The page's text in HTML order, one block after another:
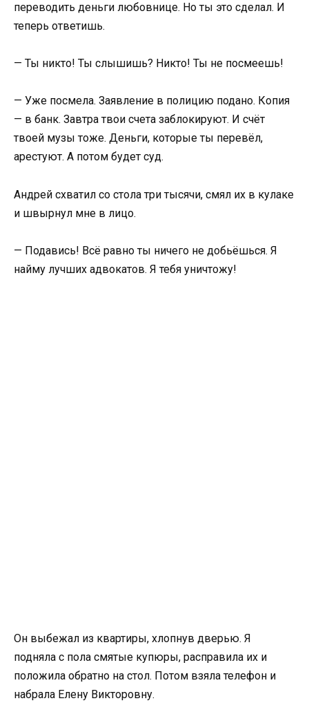
переводить деньги любовнице. Но ты это сделал. И
теперь ответишь.
— Ты никто! Ты слышишь? Никто! Ты не посмеешь!
— Уже посмела. Заявление в полицию подано. Копия
— в банк. Завтра твои счета заблокируют. И счёт
твоей музы тоже. Деньги, которые ты перевёл,
арестуют. А потом будет суд.
Андрей схватил со стола три тысячи, смял их в кулаке
и швырнул мне в лицо.
— Подавись! Всё равно ты ничего не добьёшься. Я
найму лучших адвокатов. Я тебя уничтожу!
Он выбежал из квартиры, хлопнув дверью. Я
подняла с пола смятые купюры, расправила их и
положила обратно на стол. Потом взяла телефон и
набрала Елену Викторовну.